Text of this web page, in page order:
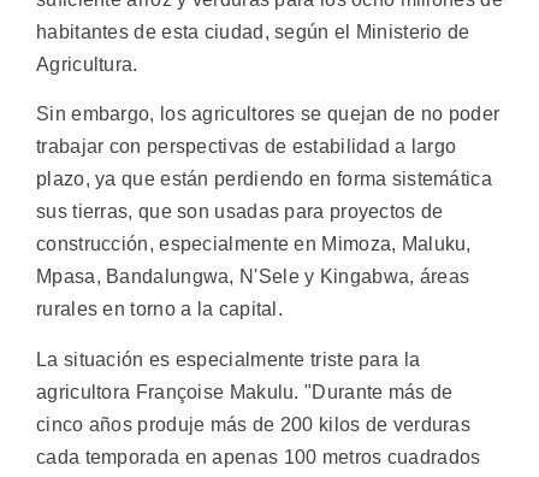
habitantes de esta ciudad, según el Ministerio de
Agricultura.
Sin embargo, los agricultores se quejan de no poder
trabajar con perspectivas de estabilidad a largo
plazo, ya que están perdiendo en forma sistemática
sus tierras, que son usadas para proyectos de
construcción, especialmente en Mimoza, Maluku,
Mpasa, Bandalungwa, N'Sele y Kingabwa, áreas
rurales en torno a la capital.
La situación es especialmente triste para la
agricultora Françoise Makulu. "Durante más de
cinco años produje más de 200 kilos de verduras
cada temporada en apenas 100 metros cuadrados